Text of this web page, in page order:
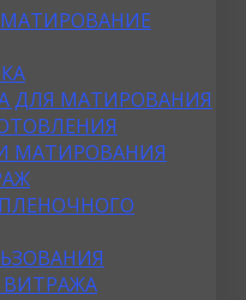
ДЛЯ МАТИРОВАНИЯ
МАТИРОВАНИЯ